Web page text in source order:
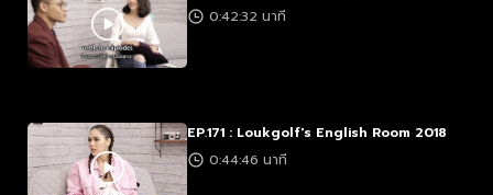
0:42:32 นาที
EP.171 : Loukgolf's English Room 2018
0:44:46 นาที